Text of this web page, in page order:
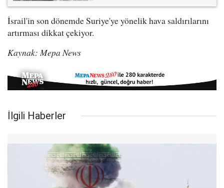
İsrail'in son dönemde Suriye'ye yönelik hava saldırılarını
artırması dikkat çekiyor.
Kaynak: Mepa News
İlgili Haberler